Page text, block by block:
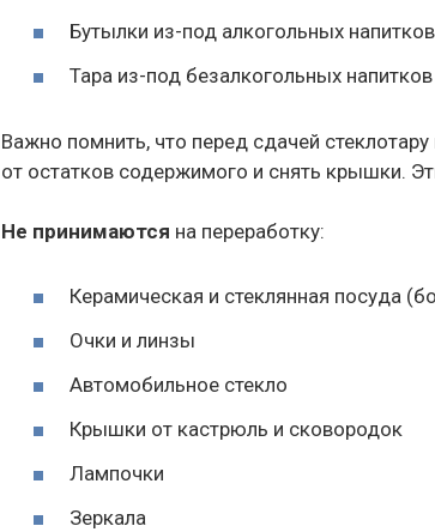
Бутылки из-под алкогольных
Тара из-под безалкогольных
Важно помнить, что перед сдачей
от остатков содержимого и снять крышки.
Не принимаются на переработку:
Керамическая и стеклянная посуда
Очки и линзы
Автомобильное стекло
Крышки от кастрюль и сковородок
Лампочки
Зеркала